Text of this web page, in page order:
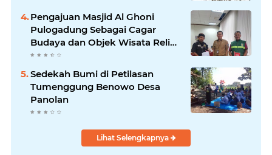
Pengajuan Masjid Al Ghoni
Pulogadung Sebagai Cagar
Budaya dan Objek Wisata Religi
ke Parekraf Jakarta Timur
Sedekah Bumi di Petilasan
Tumenggung Benowo Desa
Panolan
Lihat Selengkapnya